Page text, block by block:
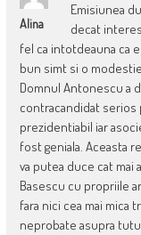
Alina
Emisiunea
decat
fel ca intotdeauna ca
bun simt si o
Domnul Antonescu a
contracandidat
prezidentiabil iar
fost geniala. Aceasta
va putea duce cat
Basescu cu propriile
fara nici cea mai mica
neprobate asupra